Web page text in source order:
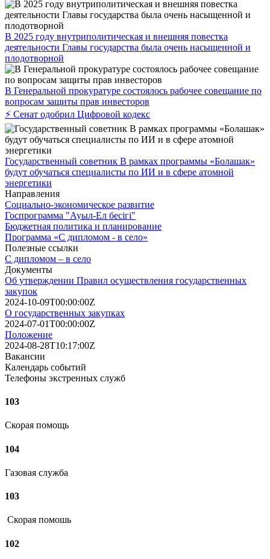
В 2025 году внутриполитическая и внешняя повестка
деятельности Главы государства была очень насыщенной и
плодотворной
В Генеральной прокуратуре состоялось рабочее совещание по
вопросам защиты прав инвесторов
⚡ Сенат одобрил Цифровой кодекс
Государственный советник В рамках программы «Болашак»
будут обучаться специалисты по ИИ и в сфере атомной
энергетики
Направления
Социально-экономическое развитие
Госпрограмма "Ауыл-Ел бесігі"
Бюджетная политика и планирование
Программа «С дипломом - в село»
Полезные ссылки
С дипломом – в село
Документы
Об утверждении Правил осуществления государственных
закупок
2024-10-09T00:00:00Z
О государственных закупках
2024-07-01T00:00:00Z
Положение
2024-08-28T10:17:00Z
Вакансии
Календарь событий
Телефоны экстренных служб
103
Скорая помощь
104
Газовая служба
103
Скорая помошь
102